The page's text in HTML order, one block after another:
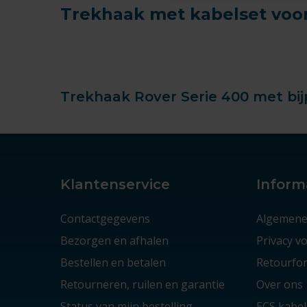
Trekhaak met kabelset
Trekhaak Rover Serie 400 met
Klantenservice
Contactgegevens
Bezorgen en afhalen
Bestellen en betalen
Retourneren, ruilen en garantie
Privacy
Over ons